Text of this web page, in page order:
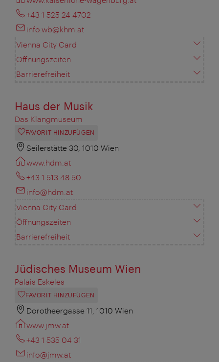
+43 1 525 24 4702
info.wb@khm.at
Vienna City Card
Öffnungszeiten
Barrierefreiheit
Haus der Musik
Das Klangmuseum
FAVORIT HINZUFÜGEN
Seilerstätte 30, 1010 Wien
www.hdm.at
+43 1 513 48 50
info@hdm.at
Vienna City Card
Öffnungszeiten
Barrierefreiheit
Jüdisches Museum Wien
Palais Eskeles
FAVORIT HINZUFÜGEN
Dorotheergasse 11, 1010 Wien
www.jmw.at
+43 1 535 04 31
info@jmw.at